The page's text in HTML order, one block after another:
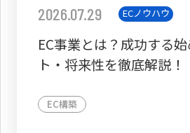
2026.07.29 ECノウハウ
EC事業とは？成功する
ト・将来性を徹底解説！
EC構築